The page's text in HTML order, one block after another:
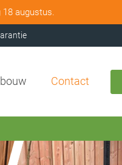
18 augustus.
Contact